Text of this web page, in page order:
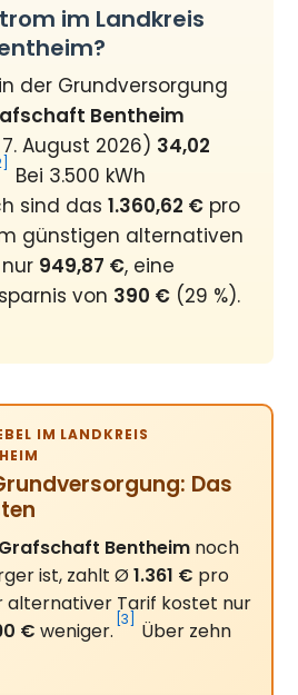
im Landkreis
der Grundversorgung
Bentheim
August 2026) 34,02
Bei 3.500 kWh
sind das1.360,62 € pro
günstigen alternativen
949,87 €, eine
von 390 € (29 %).
IM LANDKREIS G
Das
Grafschaft Bentheim noch
ist, zahlt Ø1.361 € pro
alternativer Tarif kostet nur
€ weniger. [3]
Über zehn